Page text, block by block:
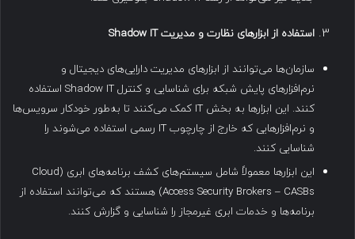
استفاده از ابزارهای نظارت و مدیریتShadow IT
سازمان‌ها می‌توانند از ابزارهای مدیریت دارایی‌های دیجیتال و
نرم‌افزارهای پایش شبکه برای شناسایی و کنترل Shadow IT استفاده
کنند. این ابزارها به بخش IT کمک می‌کنند تا به‌طور خودکار سرویس‌ها
و نرم‌افزارهایی که خارج از چارچوب IT رسمی استفاده می‌شوند را
شناسایی کنند.
این ابزارها معمولاً شامل سیستم‌های کشف برنامه‌های ابری (Cloud
Access Security Brokers – CASBs) هستند که می‌توانند استفاده از
برنامه‌ها و خدمات ابری غیرمجاز را شناسایی و گزارش کنند.